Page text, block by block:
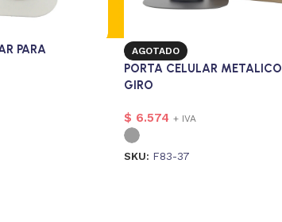
PARA
AGOTADO
PORTA CELULAR METALICO
GIRO
$ 6.574 + IVA
SKU: F83-37